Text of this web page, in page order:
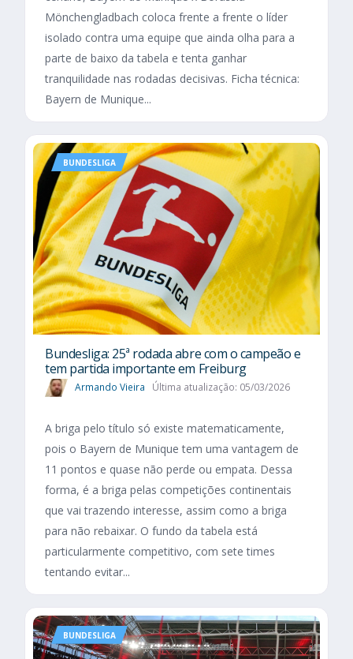
Mönchengladbach coloca frente a frente o líder
isolado contra uma equipe que ainda olha para a
parte de baixo da tabela e tenta ganhar
tranquilidade nas rodadas decisivas. Ficha técnica:
Bayern de Munique...
BUNDESLIGA
Bundesliga: 25ª rodada abre com o campeão e
tem partida importante em Freiburg
Armando Vieira Última atualização: 05/03/2026
A briga pelo título só existe matematicamente,
pois o Bayern de Munique tem uma vantagem de
11 pontos e quase não perde ou empata. Dessa
forma, é a briga pelas competições continentais
que vai trazendo interesse, assim como a briga
para não rebaixar. O fundo da tabela está
particularmente competitivo, com sete times
tentando evitar...
BUNDESLIGA